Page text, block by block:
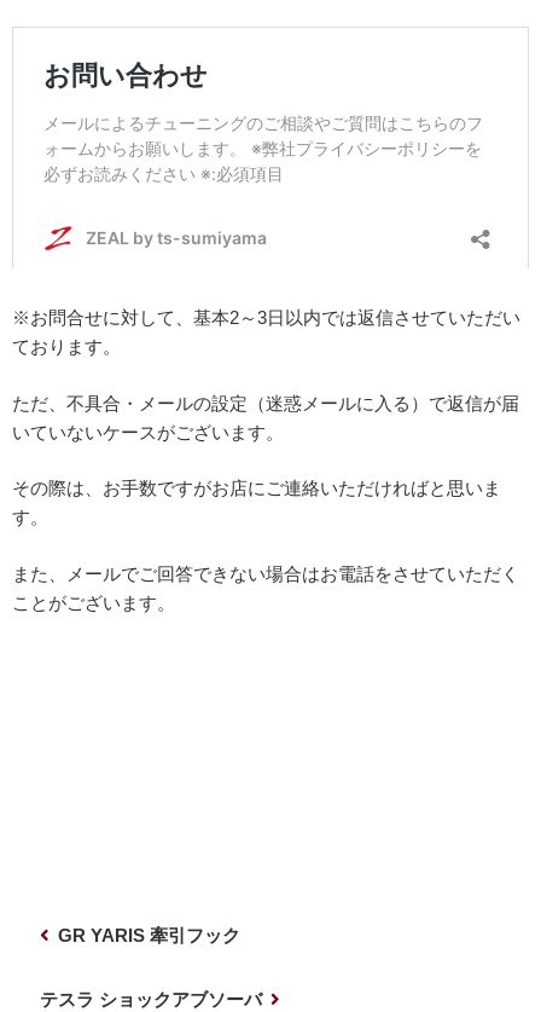
※お問合せに対して、基本2～3日以内では返信させていただい
ております。
ただ、不具合・メールの設定（迷惑メールに入る）で返信が届
いていないケースがございます。
その際は、お手数ですがお店にご連絡いただければと思いま
す。
また、メールでご回答できない場合はお電話をさせていただく
ことがございます。
GR YARIS 牽引フック
テスラ ショックアブソーバ